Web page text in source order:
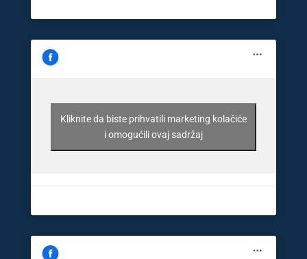
Kliknite da biste prihvatili marketing kolačiće
i omogućili ovaj sadržaj